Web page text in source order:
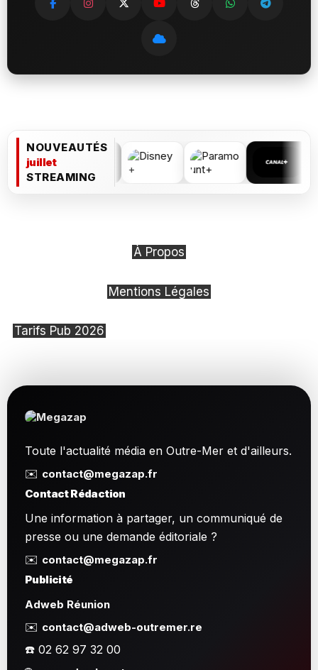
NOUVEAUTÉS
juillet
STREAMING
À Propos
Mentions Légales
Tarifs Pub 2026
Toute l'actualité média en Outre-Mer et d'ailleurs.
✉️ contact@megazap.fr
Contact Rédaction
Une information à partager, un communiqué de
presse ou une demande éditoriale ?
✉️ contact@megazap.fr
Publicité
Adweb Réunion
✉️ contact@adweb-outremer.re
☎️ 02 62 97 32 00